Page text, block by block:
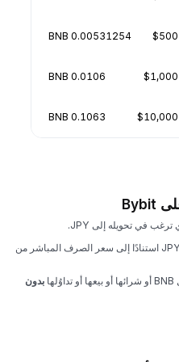
$500
0.00531254 BNB
$1,000
0.0106 BNB
$10,000
0.1063 BNB
اطَّلع فورًا على القيمة المُكافئة بعملة JPY استنادًا إلى سعر الصرف المباشر من
بدون